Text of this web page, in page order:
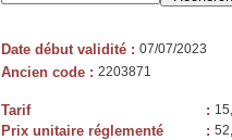
Date début validité : 07/07/2023
Ancien code : 2203871
Tarif :
Prix unitaire réglementé :